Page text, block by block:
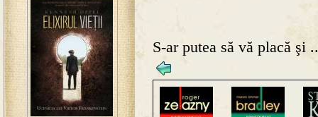
S-ar putea să vă placă şi